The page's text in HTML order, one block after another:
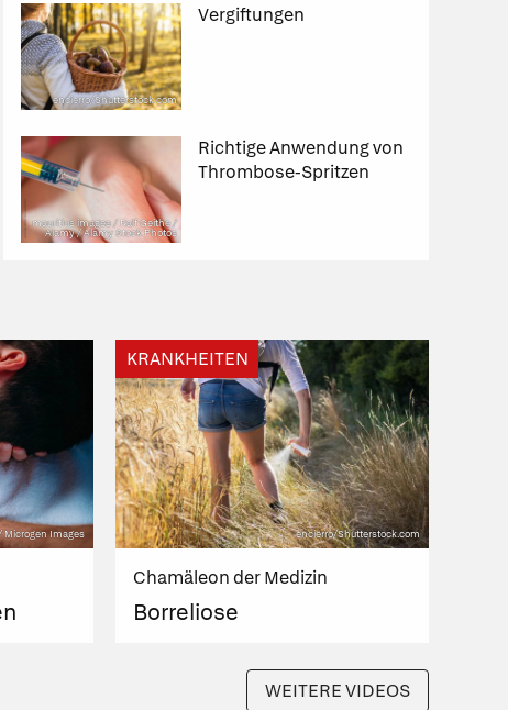
encierro/Shutterstock.com
Vergiftungen
mauritius images / Ralf Geithe /
Alamy / Alamy Stock Photos
Richtige Anwendung von
Thrombose-Spritzen
Microgen Images
KRANKHEITEN
encierro/Shutterstock.com
Chamäleon der Medizin
Borreliose
WEITERE VIDEOS